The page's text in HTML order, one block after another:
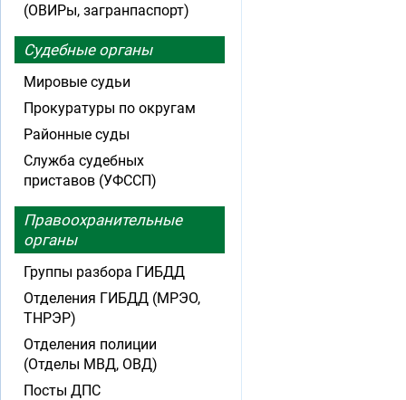
(ОВИРы, загранпаспорт)
Судебные органы
Мировые судьи
Прокуратуры по округам
Районные суды
Служба судебных
приставов (УФССП)
Правоохранительные
органы
Группы разбора ГИБДД
Отделения ГИБДД (МРЭО,
ТНРЭР)
Отделения полиции
(Отделы МВД, ОВД)
Посты ДПС